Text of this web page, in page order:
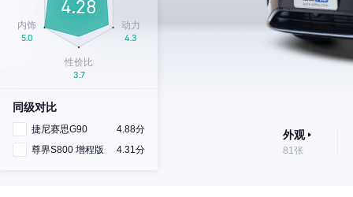
同级对比
捷尼赛思G90
4.88分
尊界S800 增程版
4.31分
外观
81张